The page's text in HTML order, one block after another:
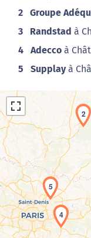
2 Groupe
3 Randstad à
4 Adecco à
5 Supplayà
2
4
5